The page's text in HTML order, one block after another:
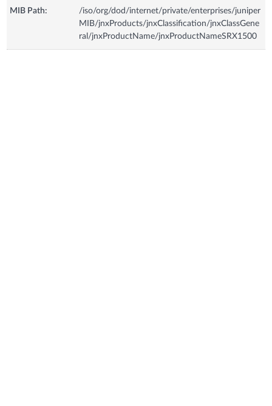
MIB Path:
/iso/org/dod/internet/private/enterprises/juniper
MIB/jnxProducts/jnxClassification/jnxClassGene
ral/jnxProductName/jnxProductNameSRX1500